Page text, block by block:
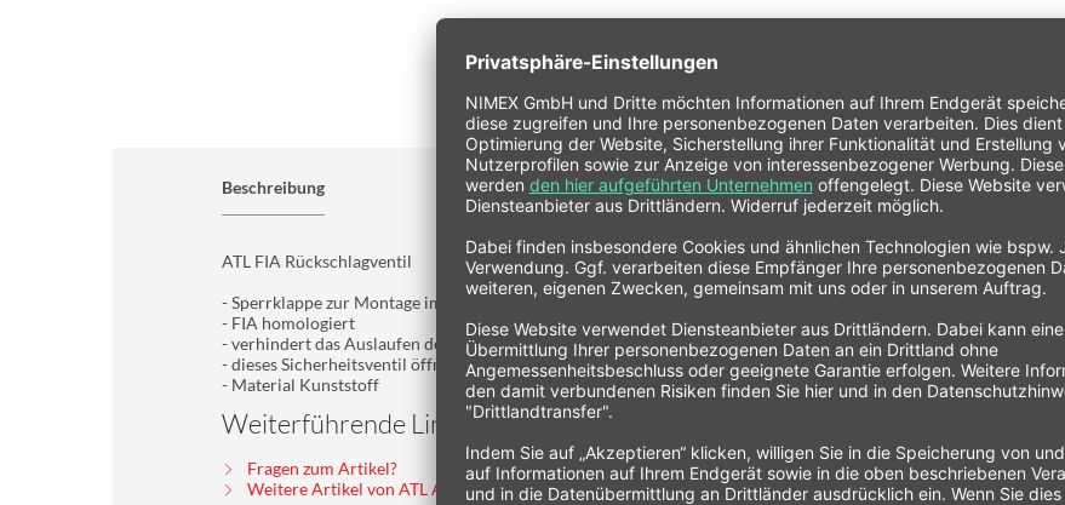
Beschreibung
ATL FIA Rückschlagventil
- Sperrklappe zur Montage im Einfüllstutzen
- FIA homologiert
- verhindert das Auslaufen des Kraftftoffes bei z. B. Unfall
- dieses Sicherheitsventil öffnet nur bei der Tankbefüllung
- Material Kunststoff
Weiterführende Links zu "ATL FIA Rückschlagventil"
Fragen zum Artikel?
Weitere Artikel von ATL Aero Tec Laboratories Ltd.